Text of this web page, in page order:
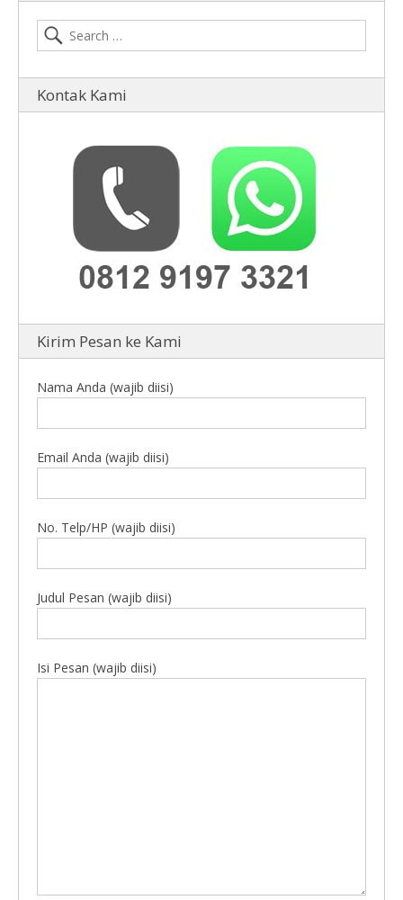
Kontak Kami
Kirim Pesan ke Kami
Nama Anda (wajib diisi)
Email Anda (wajib diisi)
No. Telp/HP (wajib diisi)
Judul Pesan (wajib diisi)
Isi Pesan (wajib diisi)